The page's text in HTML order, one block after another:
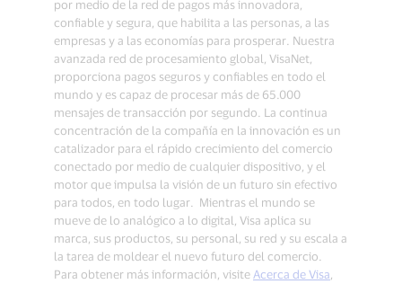
por medio de la red de pagos más innovadora,
confiable y segura, que habilita a las personas, a las
empresas y a las economías para prosperar. Nuestra
avanzada red de procesamiento global, VisaNet,
proporciona pagos seguros y confiables en todo el
mundo y es capaz de procesar más de 65.000
mensajes de transacción por segundo. La continua
concentración de la compañía en la innovación es un
catalizador para el rápido crecimiento del comercio
conectado por medio de cualquier dispositivo, y el
motor que impulsa la visión de un futuro sin efectivo
para todos, en todo lugar. Mientras el mundo se
mueve de lo analógico a lo digital, Visa aplica su
marca, sus productos, su personal, su red y su escala a
la tarea de moldear el nuevo futuro del comercio.
Para obtener más información, visite Acerca de Visa